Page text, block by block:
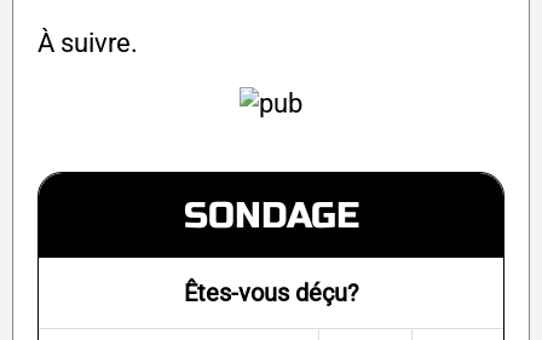
À suivre.
SONDAGE
Êtes-vous déçu?